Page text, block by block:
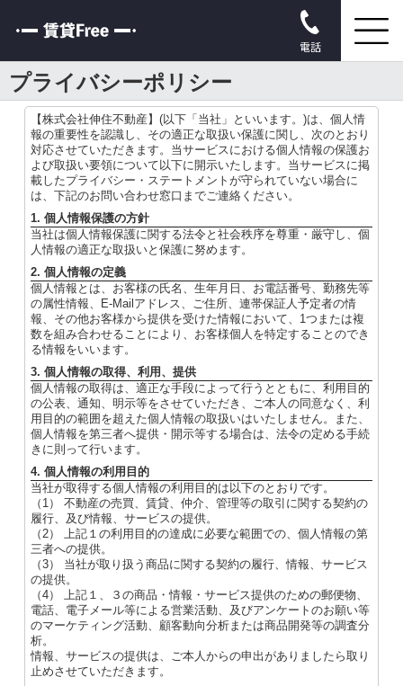
電話
プライバシーポリシー
【株式会社伸住不動産】(以下「当社」といいます。)は、個人情
報の重要性を認識し、その適正な取扱い保護に関し、次のとおり
対応させていただきます。当サービスにおける個人情報の保護お
よび取扱い要領について以下に開示いたします。当サービスに掲
載したプライバシー・ステートメントが守られていない場合に
は、下記のお問い合わせ窓口までご連絡ください。
1. 個人情報保護の方針
当社は個人情報保護に関する法令と社会秩序を尊重・厳守し、個
人情報の適正な取扱いと保護に努めます。
2. 個人情報の定義
個人情報とは、お客様の氏名、生年月日、お電話番号、勤務先等
の属性情報、E-Mailアドレス、ご住所、連帯保証人予定者の情
報、その他お客様から提供を受けた情報において、1つまたは複
数を組み合わせることにより、お客様個人を特定することのでき
る情報をいいます。
3. 個人情報の取得、利用、提供
個人情報の取得は、適正な手段によって行うとともに、利用目的
の公表、通知、明示等をさせていただき、ご本人の同意なく、利
用目的の範囲を超えた個人情報の取扱いはいたしません。また、
個人情報を第三者へ提供・開示等する場合は、法令の定める手続
きに則って行います。
4. 個人情報の利用目的
当社が取得する個人情報の利用目的は以下のとおりです。
（1） 不動産の売買、賃貸、仲介、管理等の取引に関する契約の
履行、及び情報、サービスの提供。
（2） 上記１の利用目的の達成に必要な範囲での、個人情報の第
三者への提供。
（3） 当社が取り扱う商品に関する契約の履行、情報、サービス
の提供。
（4） 上記１、３の商品・情報・サービス提供のための郵便物、
電話、電子メール等による営業活動、及びアンケートのお願い等
のマーケティング活動、顧客動向分析または商品開発等の調査分
析。
情報、サービスの提供は、ご本人からの申出がありましたら取り
止めさせていただきます。